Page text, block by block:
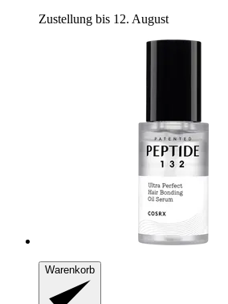
Zustellung bis 12. August
Warenkorb